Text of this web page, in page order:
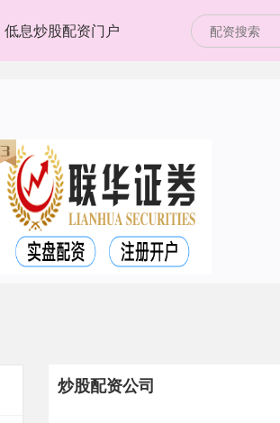
低息炒股配资门户
炒股配资公司